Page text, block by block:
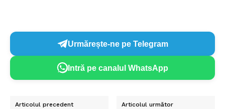
Urmărește-ne pe Telegram
Intră pe canalul WhatsApp
Articolul precedent Articolul următor